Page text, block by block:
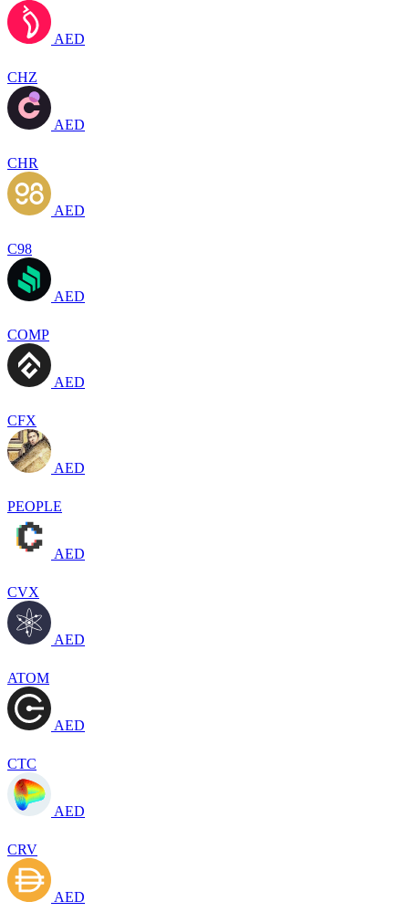
AED
CHZ
AED
CHR
AED
C98
AED
COMP
AED
CFX
AED
PEOPLE
AED
CVX
AED
ATOM
AED
CTC
AED
CRV
AED